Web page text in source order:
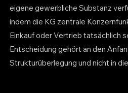
eigene gewerbliche Substanz
indem die KG zentrale
Einkauf oder Vertrieb tatsächlich
Entscheidung gehört an den
Strukturüberlegung und nicht in